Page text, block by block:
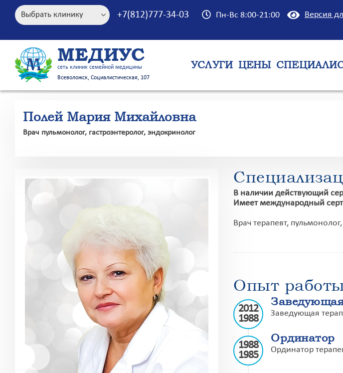
+7(812)777-34-03 Пн-Вс 8:00-21:00 Версия
МЕДИУС
сеть клиник семейной медицины
Всеволожск, Социалистическая, 107
УСЛУГИ ЦЕНЫ
Полей Мария Михайловна
Врач пульмонолог, гастроэнтеролог, эндокринолог
В наличии действующий
Имеет международный
Врач терапевт,
Опыт
2012
1988
Заведующая
1988
1985
Ординатор
Ординатор